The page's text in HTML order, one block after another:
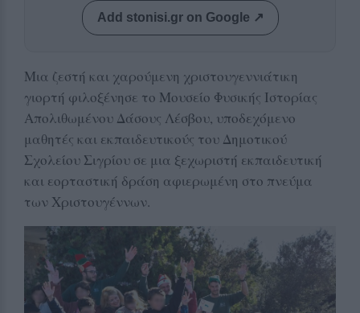
Add stonisi.gr on Google ↗
Μια ζεστή και χαρούμενη χριστουγεννιάτικη
γιορτή φιλοξένησε το Μουσείο Φυσικής Ιστορίας
Απολιθωμένου Δάσους Λέσβου, υποδεχόμενο
μαθητές και εκπαιδευτικούς του Δημοτικού
Σχολείου Σιγρίου σε μια ξεχωριστή εκπαιδευτική
και εορταστική δράση αφιερωμένη στο πνεύμα
των Χριστουγέννων.